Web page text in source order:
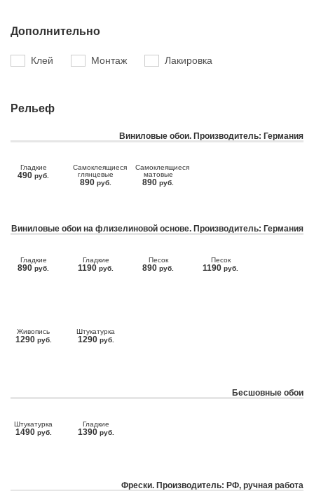
Дополнительно
Клей Монтаж Лакировка
Рельеф
Виниловые обои. Производитель: Германия
Гладкие
490 руб.
Самоклеящиеся
глянцевые
890 руб.
Самоклеящиеся
матовые
890 руб.
Виниловые обои на флизелиновой основе. Производитель: Германия
Гладкие
890 руб.
Гладкие
1190 руб.
Песок
890 руб.
Песок
1190 руб.
Живопись
1290 руб.
Штукатурка
1290 руб.
Бесшовные обои
Штукатурка
1490 руб.
Гладкие
1390 руб.
Фрески. Производитель: РФ, ручная работа